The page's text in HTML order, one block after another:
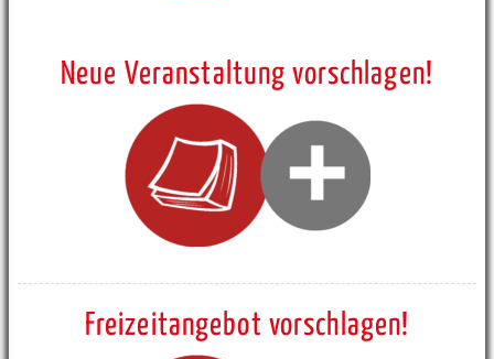
Neue Veranstaltung vorschlagen!
Freizeitangebot vorschlagen!